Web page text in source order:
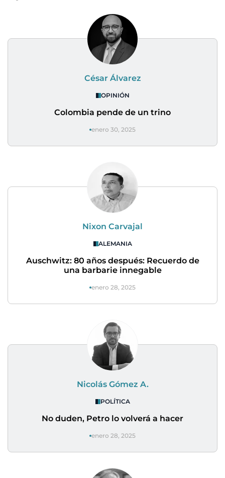
César Álvarez
OPINIÓN
Colombia pende de un trino
enero 30, 2025
Nixon Carvajal
ALEMANIA
Auschwitz: 80 años después: Recuerdo de
una barbarie innegable
enero 28, 2025
Nicolás Gómez A.
POLÍTICA
No duden, Petro lo volverá a hacer
enero 28, 2025